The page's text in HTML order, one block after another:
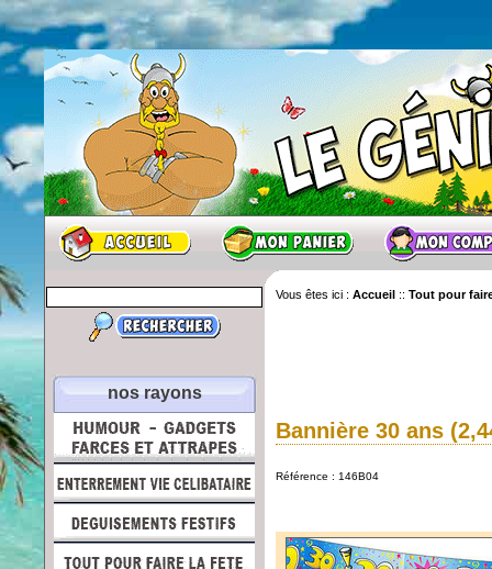
nos rayons
Vous êtes ici : Accueil :: Tout pour
Bannière 30 ans
Référence : 146B04